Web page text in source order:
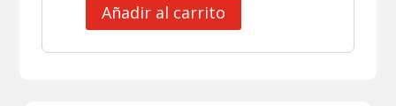
Añadir al carrito